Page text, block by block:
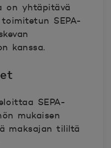
on yhtäpitävä
SEPA-
kanssa.
SEPA-
mukaisen
maksajan tililtä